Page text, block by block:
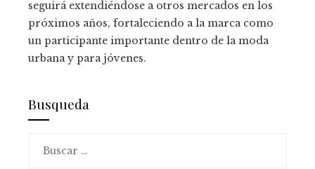
seguirá extendiéndose a otros mercados en los
próximos años, fortaleciendo a la marca como
un participante importante dentro de la moda
urbana y para jóvenes.
Busqueda